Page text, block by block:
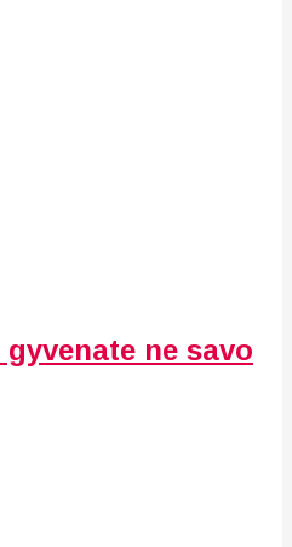
ne savo